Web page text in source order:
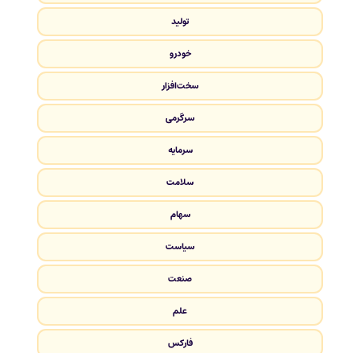
تولید
خودرو
سخت‌افزار
سرگرمی
سرمایه
سلامت
سهام
سیاست
صنعت
علم
فارکس